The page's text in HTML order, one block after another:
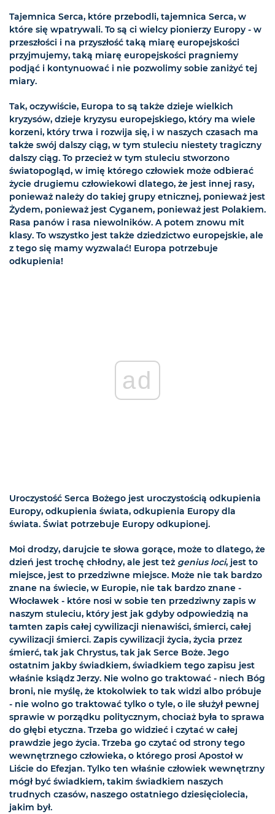
Tajemnica Serca, które przebodli, tajemnica Serca, w
które się wpatrywali. To są ci wielcy pionierzy Europy - w
przeszłości i na przyszłość taką miarę europejskości
przyjmujemy, taką miarę europejskości pragniemy
podjąć i kontynuować i nie pozwolimy sobie zaniżyć tej
miary.
Tak, oczywiście, Europa to są także dzieje wielkich
kryzysów, dzieje kryzysu europejskiego, który ma wiele
korzeni, który trwa i rozwija się, i w naszych czasach ma
także swój dalszy ciąg, w tym stuleciu niestety tragiczny
dalszy ciąg. To przecież w tym stuleciu stworzono
światopogląd, w imię którego człowiek może odbierać
życie drugiemu człowiekowi dlatego, że jest innej rasy,
ponieważ należy do takiej grupy etnicznej, ponieważ jest
Żydem, ponieważ jest Cyganem, ponieważ jest Polakiem.
Rasa panów i rasa niewolników. A potem znowu mit
klasy. To wszystko jest także dziedzictwo europejskie, ale
z tego się mamy wyzwalać! Europa potrzebuje
odkupienia!
ad
Uroczystość Serca Bożego jest uroczystością odkupienia
Europy, odkupienia świata, odkupienia Europy dla
świata. Świat potrzebuje Europy odkupionej.
Moi drodzy, darujcie te słowa gorące, może to dlatego, że
dzień jest trochę chłodny, ale jest też genius loci, jest to
miejsce, jest to przedziwne miejsce. Może nie tak bardzo
znane na świecie, w Europie, nie tak bardzo znane -
Włocławek - które nosi w sobie ten przedziwny zapis w
naszym stuleciu, który jest jak gdyby odpowiedzią na
tamten zapis całej cywilizacji nienawiści, śmierci, całej
cywilizacji śmierci. Zapis cywilizacji życia, życia przez
śmierć, tak jak Chrystus, tak jak Serce Boże. Jego
ostatnim jakby świadkiem, świadkiem tego zapisu jest
właśnie ksiądz Jerzy. Nie wolno go traktować - niech Bóg
broni, nie myślę, że ktokolwiek to tak widzi albo próbuje
- nie wolno go traktować tylko o tyle, o ile służył pewnej
sprawie w porządku politycznym, chociaż była to sprawa
do głębi etyczna. Trzeba go widzieć i czytać w całej
prawdzie jego życia. Trzeba go czytać od strony tego
wewnętrznego człowieka, o którego prosi Apostoł w
Liście do Efezjan. Tylko ten właśnie człowiek wewnętrzny
mógł być świadkiem, takim świadkiem naszych
trudnych czasów, naszego ostatniego dziesięciolecia,
jakim był.